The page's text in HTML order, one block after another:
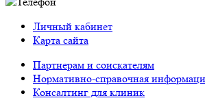
Личный кабинет
Карта сайта
Партнерам и соискателям
Нормативно-справочная
Консалтинг для клиник